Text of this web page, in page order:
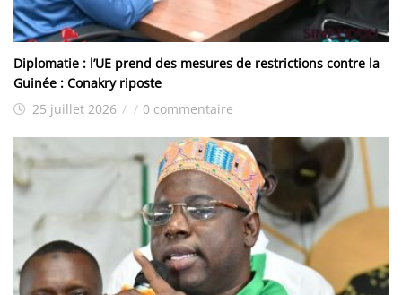
Diplomatie : l’UE prend des mesures de restrictions contre la
Guinée : Conakry riposte
25 juillet 2026 / / 0 commentaire